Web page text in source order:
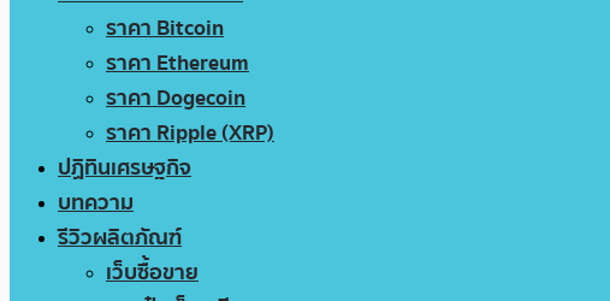
ราคา Bitcoin
ราคา Ethereum
ราคา Dogecoin
ราคา Ripple (XRP)
ปฏิทินเศรษฐกิจ
บทความ
รีวิวผลิตภัณฑ์
เว็บซื้อขาย